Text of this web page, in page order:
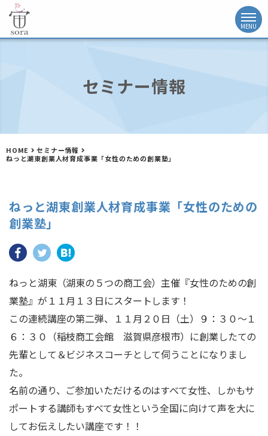
セミナー情報
HOME
セミナー情報
ねっと湖東創業人材育成事業「女性のための創業塾」
ねっと湖東創業人材育成事業「女性のための
創業塾」
ねっと湖東（湖東の５つの商工会）主催『女性のための創
業塾』が１１月１３日にスタートします！
この連続講座の第二弾、１１月２０日（土）９：３０～１
６：３０（稲枝商工会館 滋賀県彦根市）に創業したての
先輩として＆ビジネスコーチとして伺うことになりまし
た。
名前の通り、ご参加いただけるのはすべて女性、しかもサ
ポートする講師もすべて女性という全国に向けて声を大に
してお伝えしたい講座です！！